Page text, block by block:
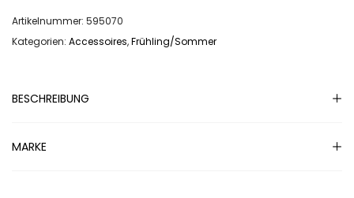
Artikelnummer: 595070
Kategorien: Accessoires,Frühling/Sommer
BESCHREIBUNG
MARKE